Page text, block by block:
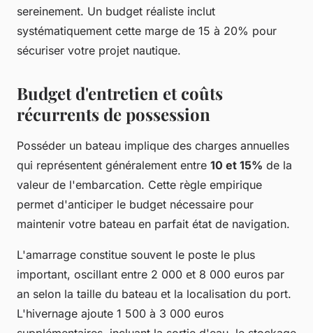
sereinement. Un budget réaliste inclut
systématiquement cette marge de 15 à 20% pour
sécuriser votre projet nautique.
Budget d'entretien et coûts
récurrents de possession
Posséder un bateau implique des charges annuelles
qui représentent généralement entre 10 et 15% de la
valeur de l'embarcation. Cette règle empirique
permet d'anticiper le budget nécessaire pour
maintenir votre bateau en parfait état de navigation.
L'amarrage constitue souvent le poste le plus
important, oscillant entre 2 000 et 8 000 euros par
an selon la taille du bateau et la localisation du port.
L'hivernage ajoute 1 500 à 3 000 euros